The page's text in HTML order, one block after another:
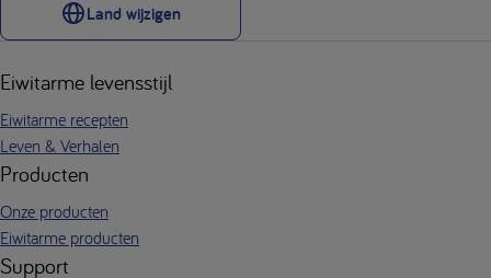
Land wijzigen
Eiwitarme levensstijl
Eiwitarme recepten
Leven & Verhalen
Producten
Onze producten
Eiwitarme producten
Support